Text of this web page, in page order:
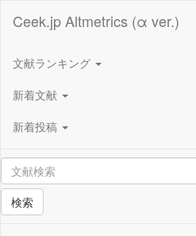
Ceek.jp Altmetrics (α ver.)
文献ランキング
新着文献
新着投稿
検索